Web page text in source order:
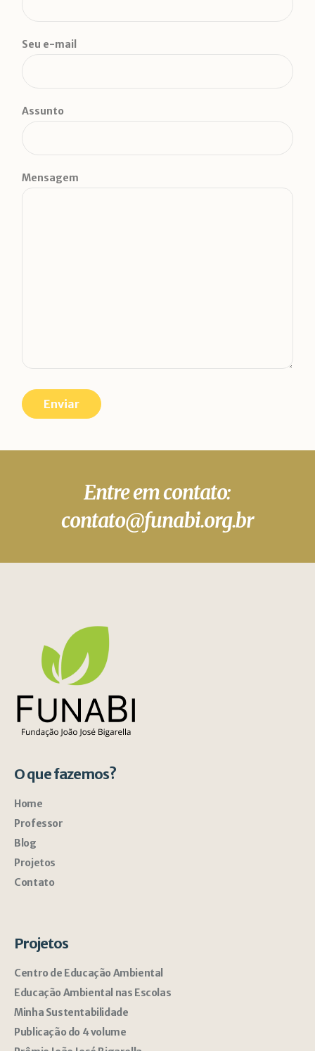
Seu e-mail
Assunto
Mensagem
Entre em contato:
contato@funabi.org.br
O que fazemos?
Home
Professor
Blog
Projetos
Contato
Projetos
Centro de Educação Ambiental
Educação Ambiental nas Escolas
Minha Sustentabilidade
Publicação do 4 volume